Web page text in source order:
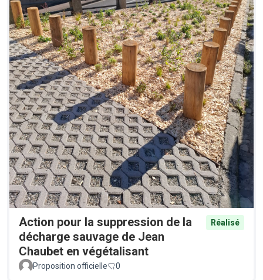
Action pour la suppression de la
décharge sauvage de Jean
Chaubet en végétalisant
Réalisé
Proposition officielle 0